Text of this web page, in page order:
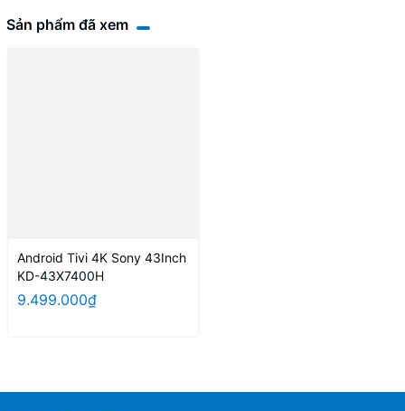
Sản phẩm đã xem
Android Tivi 4K Sony 43Inch
KD-43X7400H
9.499.000₫